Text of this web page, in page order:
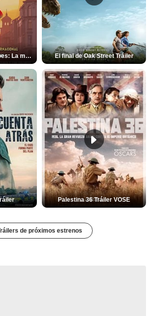
Manual para superhéroes: La máscara roja Tráiler El final de Oak Street Tráiler
Palestina 36 Tráiler VOSE
de próximos estrenos